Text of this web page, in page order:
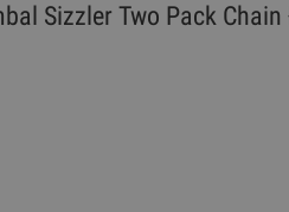
Sizzler Two Pack